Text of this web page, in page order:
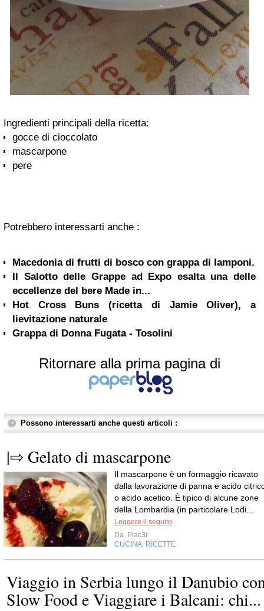
Ingredienti principali della ricetta:
gocce di cioccolato
mascarpone
pere
Potrebbero interessarti anche :
Macedonia di frutti di bosco con grappa di lamponi.
Il Salotto delle Grappe ad Expo esalta una delle
eccellenze del bere Made in...
Hot Cross Buns (ricetta di Jamie Oliver), a
lievitazione naturale
Grappa di Donna Fugata - Tosolini
Ritornare alla prima pagina di
Possono interessarti anche questi articoli :
|⇨ Gelato di mascarpone
Il mascarpone è un formaggio ricavato
dalla lavorazione di panna e acido
o acido acetico. È tipico di alcune zone
della Lombardia (in particolare Lodi...
Leggere il seguito
Da Piac3r
CUCINA RICETTE
Viaggio in Serbia lungo il Danubio
Slow Food e Viaggiare i Balcani: chi...